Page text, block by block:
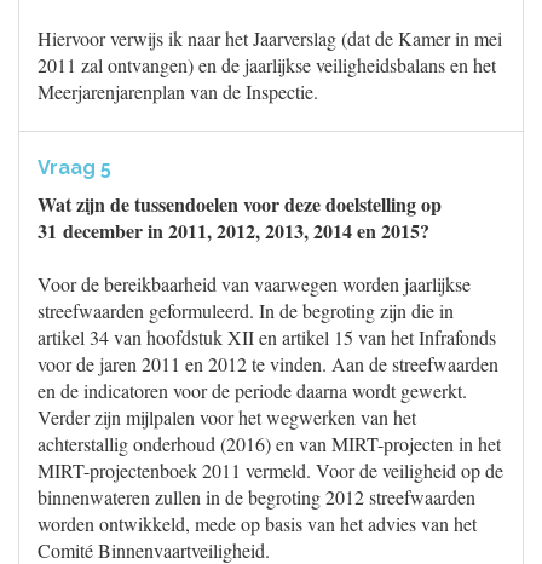
Hiervoor verwijs ik naar het Jaarverslag (dat de Kamer in mei
2011 zal ontvangen) en de jaarlijkse veiligheidsbalans en het
Meerjarenjarenplan van de Inspectie.
Vraag 5
Wat zijn de tussendoelen voor deze doelstelling op
31 december in 2011, 2012, 2013, 2014 en 2015?
Voor de bereikbaarheid van vaarwegen worden jaarlijkse
streefwaarden geformuleerd. In de begroting zijn die in
artikel 34 van hoofdstuk XII en artikel 15 van het Infrafonds
voor de jaren 2011 en 2012 te vinden. Aan de streefwaarden
en de indicatoren voor de periode daarna wordt gewerkt.
Verder zijn mijlpalen voor het wegwerken van het
achterstallig onderhoud (2016) en van MIRT-projecten in het
MIRT-projectenboek 2011 vermeld. Voor de veiligheid op de
binnenwateren zullen in de begroting 2012 streefwaarden
worden ontwikkeld, mede op basis van het advies van het
Comité Binnenvaartveiligheid.